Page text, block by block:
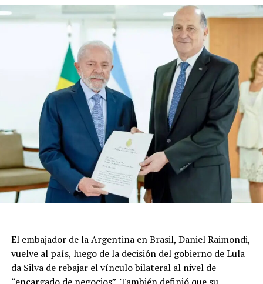
El embajador de la Argentina en Brasil, Daniel Raimondi,
vuelve al país, luego de la decisión del gobierno de Lula
da Silva de rebajar el vínculo bilateral al nivel de